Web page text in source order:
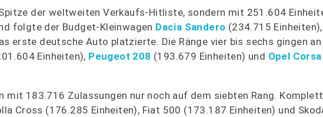
der weltweiten Verkaufs-Hitliste, sondern mit 251.604
folgte der Budget-Kleinwagen Dacia Sandero (234.715
erste deutsche Auto platzierte. Die Ränge vier bis sechs gingen
Einheiten), Peugeot 208 (193.679 Einheiten) und Opel Corsa
mit 183.716 Zulassungen nur noch auf dem siebten Rang.
Cross (176.285 Einheiten), Fiat 500 (173.187 Einheiten) und